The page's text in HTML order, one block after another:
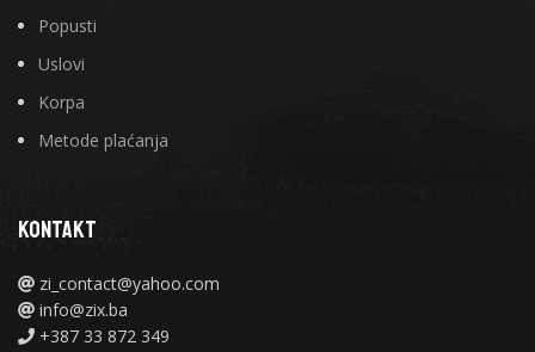
Popusti
Uslovi
Korpa
Metode plaćanja
KONTAKT
zi_contact@yahoo.com
info@zix.ba
+387 33 872 349